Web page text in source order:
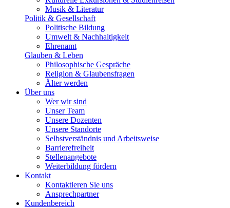
Musik & Literatur
Politik & Gesellschaft
Politische Bildung
Umwelt & Nachhaltigkeit
Ehrenamt
Glauben & Leben
Philosophische Gespräche
Religion & Glaubensfragen
Älter werden
Über uns
Wer wir sind
Unser Team
Unsere Dozenten
Unsere Standorte
Selbstverständnis und Arbeitsweise
Barrierefreiheit
Stellenangebote
Weiterbildung fördern
Kontakt
Kontaktieren Sie uns
Ansprechpartner
Kundenbereich